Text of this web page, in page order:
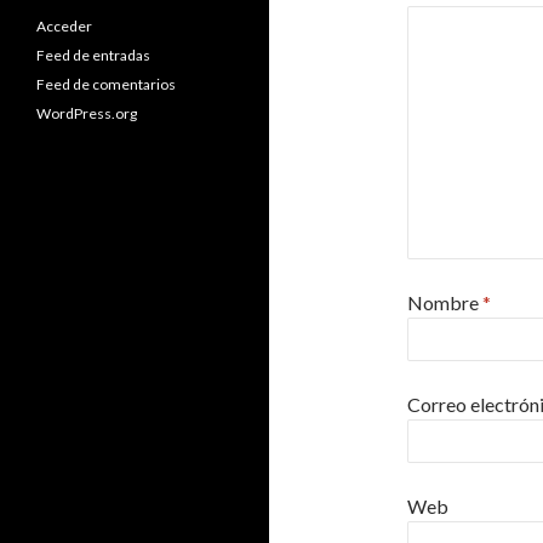
Nombre*
Correo
Web
Acceder
Feed de entradas
Feed de comentarios
WordPress.org